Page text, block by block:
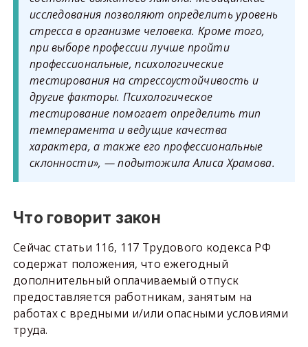
исследования позволяют определить уровень
стресса в организме человека. Кроме того,
при выборе профессии лучше пройти
профессиональные, психологические
тестирования на стрессоустойчивость и
другие факторы. Психологическое
тестирование помогает определить тип
темперамента и ведущие качества
характера, а также его профессиональные
склонности», — подытожила Алиса Храмова.
Что говорит закон
Сейчас статьи 116, 117 Трудового кодекса РФ
содержат положения, что ежегодный
дополнительный оплачиваемый отпуск
предоставляется работникам, занятым на
работах с вредными и/или опасными условиями
труда.